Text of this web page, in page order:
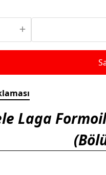
Laga